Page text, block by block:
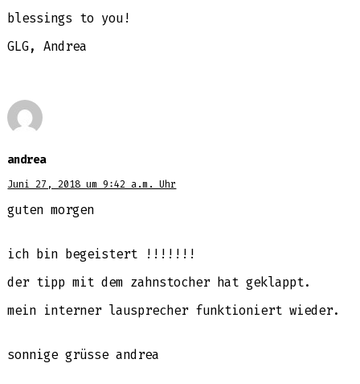
blessings to you!
GLG, Andrea
andrea
Juni 27, 2018 um 9:42 a.m. Uhr
guten morgen
ich bin begeistert !!!!!!!
der tipp mit dem zahnstocher hat geklappt.
mein interner lausprecher funktioniert wieder.
sonnige grüsse andrea